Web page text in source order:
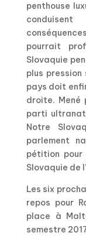
penthouse
pourrait
Slovaquie
plus
pays doit
droite. Mené
parti
Notre
parlement
pétition
Slovaquie de
Les six
repos pour
place à
semestre